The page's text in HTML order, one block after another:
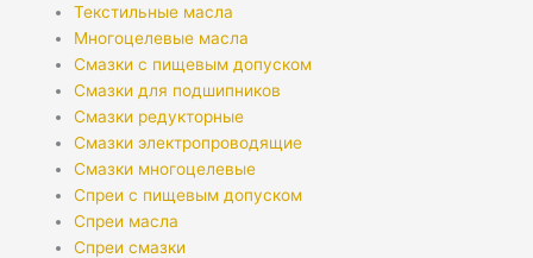
Текстильные масла
Многоцелевые масла
Смазки с пищевым допуском
Смазки для подшипников
Смазки редукторные
Смазки электропроводящие
Смазки многоцелевые
Спреи с пищевым допуском
Спреи масла
Спреи смазки